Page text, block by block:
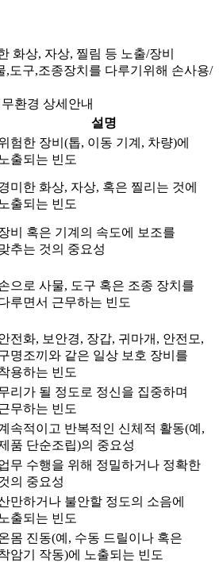
화상, 자상, 찔림 등 노출/장비
,도구,조종장치를 다루기위해 손사용/
환경 상세안내
설명
험한 장비(톱, 이동 기계, 차량)에
노출되는 빈도
미한 화상, 자상, 혹은 찔리는 것에
노출되는 빈도
비 혹은 기계의 속도에 보조를
추는 것의 중요성
으로 사물, 도구 혹은 조종 장치를
루면서 근무하는 빈도
전화, 보안경, 장갑, 귀마개, 안전모,
명조끼와 같은 일상 보호 장비를
용하는 빈도
리가 될 정도로 정신을 집중하며
무하는 빈도
속적이고 반복적인 신체적 활동(예,
품 단순조립)의 중요성
무 수행을 위해 정밀하거나 정확한
의 중요성
만하거나 불안할 정도의 소음에
노출되는 빈도
몸 진동(예, 수동 드릴이나 혹은
암기 작동)에 노출되는 빈도